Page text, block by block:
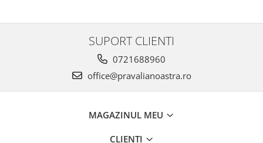
SUPORT CLIENTI
0721688960
office@pravalianoastra.ro
MAGAZINUL MEU
CLIENTI